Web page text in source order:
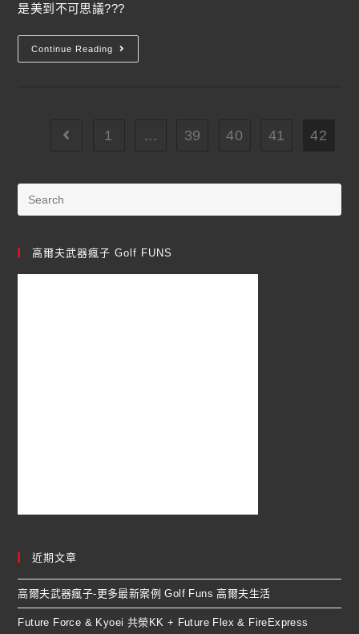
是美到不可思議???
Continue Reading
1 ... 39 40 41 42
高爾夫武器瘋子 Golf FUNS
近期文章
高爾夫武器瘋子-更多最新案例 Golf Funs 高爾夫生活
Future Force & Kyoei 共榮KK + Future Flex & FireExpress